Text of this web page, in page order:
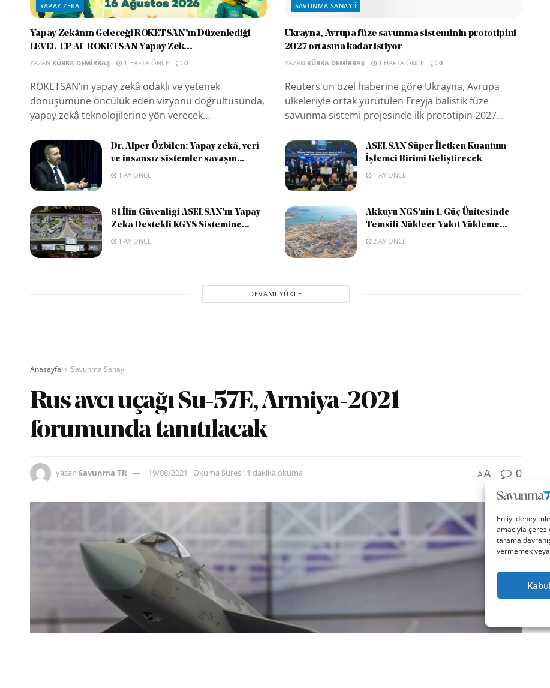
En iyi
amacıyla
tarama
vermemek
YAPAY ZEKA
Yapay Zekânın Geleceği ROKETSAN’ın Düzenlediği
LEVEL-UP AI | ROKETSAN Yapay Zek...
YAZAN KÜBRA DEMIRBAŞ 1 HAFTA ÖNCE 0
ROKETSAN’ın yapay zekâ odaklı ve yetenek
dönüşümüne öncülük eden vizyonu doğrultusunda,
yapay zekâ teknolojilerine yön verecek...
SAVUNMA SANAYII
Ukrayna, Avrupa füze savunma sisteminin prototipini
2027 ortasına kadar istiyor
YAZAN KÜBRA DEMIRBAŞ 1 HAFTA ÖNCE 0
Reuters'un özel haberine göre Ukrayna, Avrupa
ülkeleriyle ortak yürütülen Freyja balistik füze
savunma sistemi projesinde ilk prototipin 2027...
Dr. Alper Özbilen: Yapay zekâ, veri
ve insansız sistemler savaşın...
1 AY ÖNCE
ASELSAN Süper İletken Kuantum
İşlemci Birimi Geliştirecek
1 AY ÖNCE
81 İlin Güvenliği ASELSAN’ın Yapay
Zeka Destekli KGYS Sistemine...
1 AY ÖNCE
Akkuyu NGS’nin 1. Güç Ünitesinde
Temsili Nükleer Yakıt Yükleme...
2 AY ÖNCE
DEVAMI YÜKLE
Anasayfa Savunma Sanayii
Rus avcı uçağı Su-57E, Armiya-2021
forumunda tanıtılacak
yazan Savunma TR 19/08/2021 Okuma Süresi: 1 dakika okuma AA 0